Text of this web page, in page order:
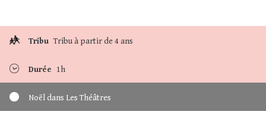
Tribu Tribu à partir de 4 ans
Durée 1h
Noël dans Les Théâtres